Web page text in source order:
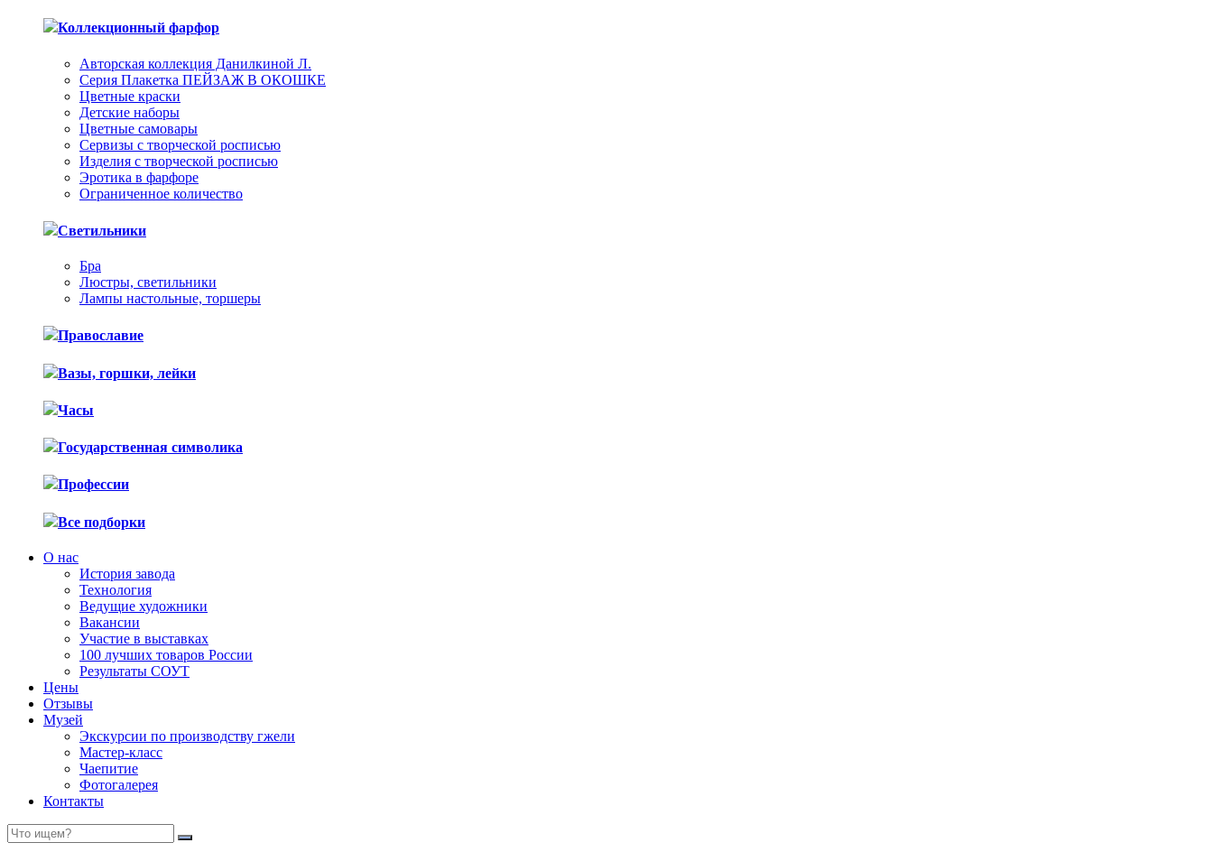
Коллекционный фарфор
Авторская коллекция Данилкиной Л.
Серия Плакетка ПЕЙЗАЖ В ОКОШКЕ
Цветные краски
Детские наборы
Цветные самовары
Сервизы с творческой росписью
Изделия с творческой росписью
Эротика в фарфоре
Ограниченное количество
Светильники
Бра
Люстры, светильники
Лампы настольные, торшеры
Православие
Вазы, горшки, лейки
Часы
Государственная символика
Профессии
Все подборки
О нас
История завода
Технология
Ведущие художники
Вакансии
Участие в выставках
100 лучших товаров России
Результаты СОУТ
Цены
Отзывы
Музей
Экскурсии по производству гжели
Мастер-класс
Чаепитие
Фотогалерея
Контакты